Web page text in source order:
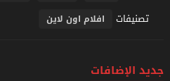
تصنيفات افلام اون لاين
جديد الإضافات